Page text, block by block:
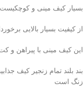
بسیار کیف مینی و کوچکیست
از کیفیت بسیار بالایی
این کیف مینی با پیراهن و
بند بلند تمام زنجیر کیف
زنگ است